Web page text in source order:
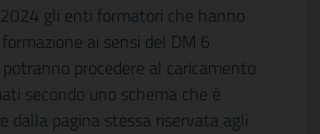
gli enti formatori che hanno
ai sensi del DM 6
procedere al caricamento
secondo uno schema che è
dalla pagina stessa riservata agli